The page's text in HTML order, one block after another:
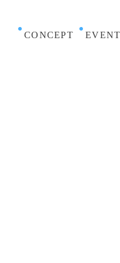
CONCEPT EVENT